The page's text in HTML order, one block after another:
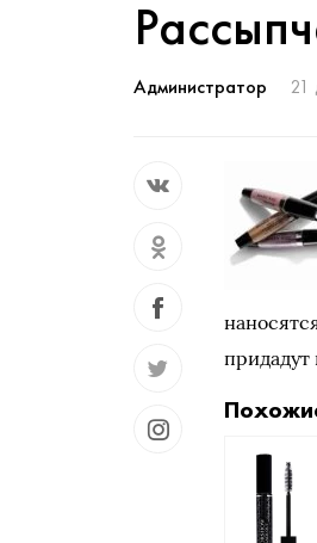
Администратор 21
придадут